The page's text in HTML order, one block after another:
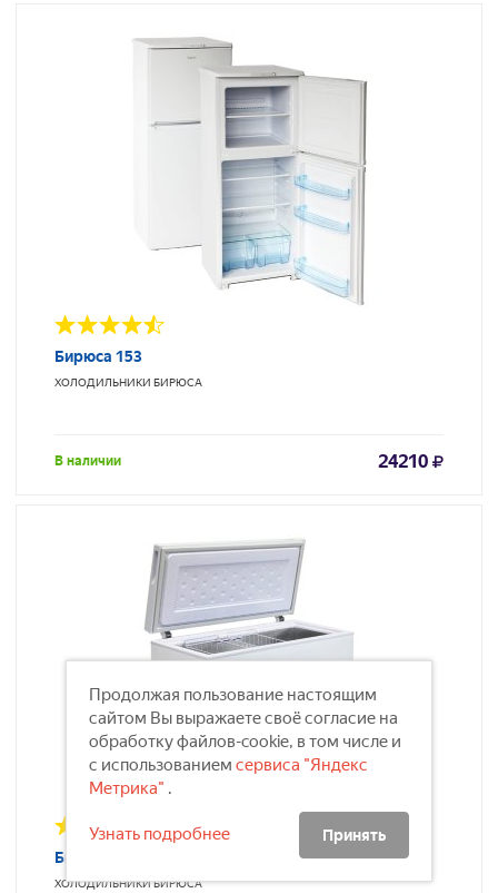
Бирюса 153
ХОЛОДИЛЬНИКИ БИРЮСА
В наличии 24210
Бирюса 285KX
ХОЛОДИЛЬНИКИБИРЮСА
Продолжая пользование настоящим
сайтом Вы выражаете своё согласие на
обработку файлов-cookie, в том числе и
с использованием сервиса "Яндекс
Метрика" .
Узнать подробнее Принять